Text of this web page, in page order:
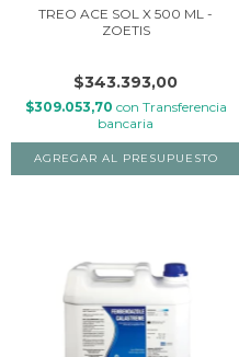
TREO ACE SOL X 500 ML -
ZOETIS
$343.393,00
$309.053,70 con Transferencia
bancaria